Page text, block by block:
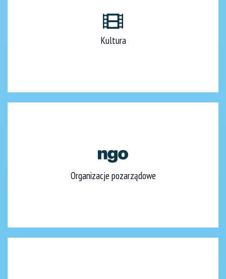
Kultura
Organizacje pozarządowe